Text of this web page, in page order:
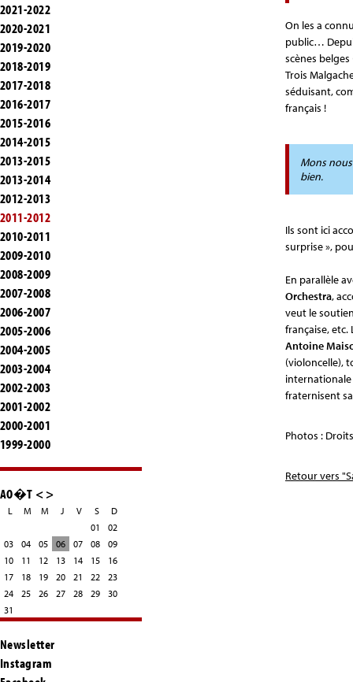
2021-2022
2020-2021
2019-2020
2018-2019
2017-2018
2016-2017
2015-2016
2014-2015
2013-2015
2013-2014
2012-2013
2011-2012
2010-2011
2009-2010
2008-2009
2007-2008
2006-2007
2005-2006
2004-2005
2003-2004
2002-2003
2001-2002
2000-2001
1999-2000
AO�T <>
L M M J V S
D
01
02
03
04 05 06 07 08
09
10
11 12 13 14 15
16
17
18 19 20 21 22
23
24
25 26 27 28 29
30
31
Newsletter
Instagram
On les a
public…
scènes
Trois
séduisant,
français !
Mons
bien.
Ils sont ici
surprise »,
En parallèle
Orchestra,
veut le
française, etc.
Antoine
(violoncelle),
fraternisent
Photos :
Retour vers